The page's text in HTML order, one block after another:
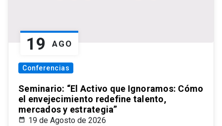
19 AGO
Conferencias
Seminario: “El Activo que Ignoramos: Cómo
el envejecimiento redefine talento,
mercados y estrategia”
19 de Agosto de 2026